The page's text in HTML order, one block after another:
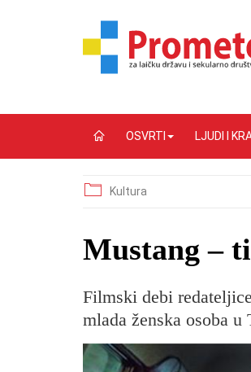
OSVRTI LJUDI I
Kultura
Mustang –
Filmski debi
mlada ženska osoba u